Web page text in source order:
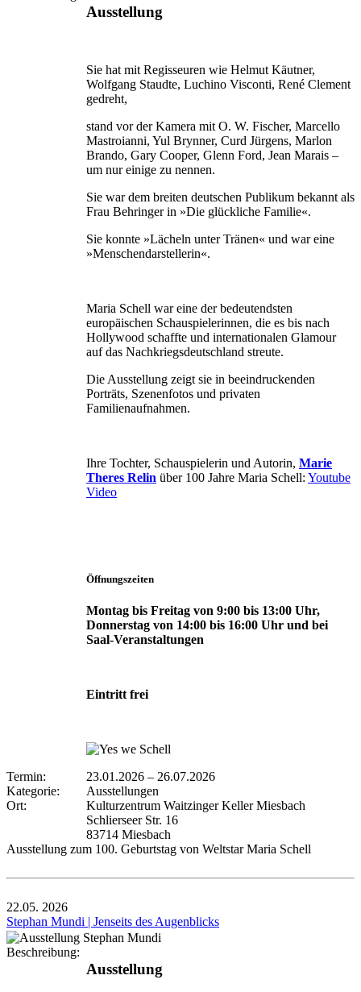
Ausstellung
Sie hat mit Regisseuren wie Helmut Käutner,
Wolfgang Staudte, Luchino Visconti, René Clement
gedreht,
stand vor der Kamera mit O. W. Fischer, Marcello
Mastroianni, Yul Brynner, Curd Jürgens, Marlon
Brando, Gary Cooper, Glenn Ford, Jean Marais –
um nur einige zu nennen.
Sie war dem breiten deutschen Publikum bekannt als
Frau Behringer in »Die glückliche Familie«.
Sie konnte »Lächeln unter Tränen« und war eine
»Menschendarstellerin«.
Maria Schell war eine der bedeutendsten
europäischen Schauspielerinnen, die es bis nach
Hollywood schaffte und internationalen Glamour
auf das Nachkriegsdeutschland streute.
Die Ausstellung zeigt sie in beeindruckenden
Porträts, Szenenfotos und privaten
Familienaufnahmen.
Ihre Tochter, Schauspielerin und Autorin, Marie
Theres Relin über 100 Jahre Maria Schell: Youtube
Video
Öffnungszeiten
Montag bis Freitag von 9:00 bis 13:00 Uhr,
Donnerstag von 14:00 bis 16:00 Uhr und bei
Saal-Veranstaltungen
Eintritt frei
Termin: 23.01.2026 – 26.07.2026
Kategorie:
Ausstellungen
Ort:
Kulturzentrum Waitzinger Keller Miesbach
Schlierseer Str. 16
83714 Miesbach
Ausstellung zum 100. Geburtstag von Weltstar Maria Schell
22.05. 2026
Stephan Mundi | Jenseits des Augenblicks
Beschreibung:
Ausstellung